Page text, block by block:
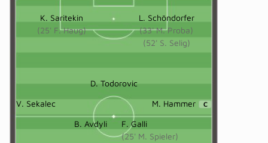
K. Saritekin
(25' F. Haug)
L. Schöndorfer
(33' M. Proba)
(52' S. Selig)
D. Todorovic
V. Sekalec
M. Hammer C
B. Avdyli
F. Galli
(25' M. Spieler)